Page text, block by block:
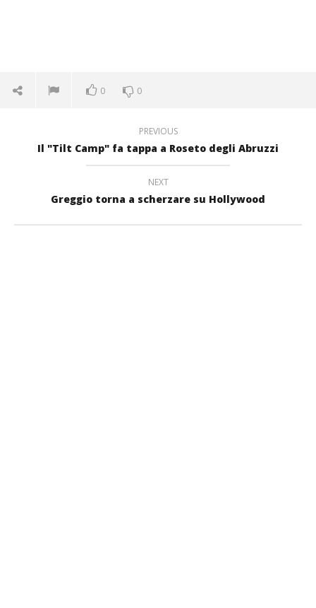
0 0
PREVIOUS
Il "Tilt Camp" fa tappa a Roseto degli Abruzzi
NEXT
Greggio torna a scherzare su Hollywood